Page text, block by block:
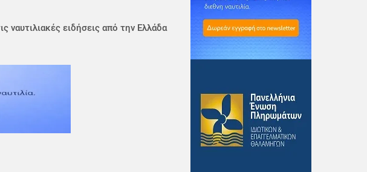
ναυτιλιακές ειδήσεις από την Ελλάδα